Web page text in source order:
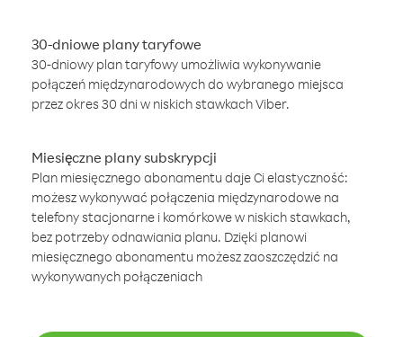
30-dniowe plany taryfowe
30-dniowy plan taryfowy umożliwia wykonywanie
połączeń międzynarodowych do wybranego miejsca
przez okres 30 dni w niskich stawkach Viber.
Miesięczne plany subskrypcji
Plan miesięcznego abonamentu daje Ci elastyczność:
możesz wykonywać połączenia międzynarodowe na
telefony stacjonarne i komórkowe w niskich stawkach,
bez potrzeby odnawiania planu. Dzięki planowi
miesięcznego abonamentu możesz zaoszczędzić na
wykonywanych połączeniach